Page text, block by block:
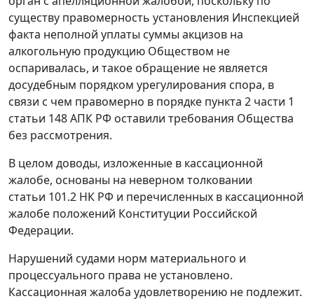
существу правомерность установления Инспекцией
факта неполной уплаты суммы акцизов на
алкогольную продукцию Обществом не
оспаривалась, и такое обращение не является
досудебным порядком урегулирования спора, в
связи с чем правомерно в порядке пункта 2 части 1
статьи 148АПК РФ оставили требования Общества
без рассмотрения.
В целом доводы, изложенные в кассационной
жалобе, основаны на неверном толковании
статьи 101.2 НК РФ и перечисленных в кассационной
жалобе положений Конституции Российской
Федерации.
Нарушений судами норм материального и
процессуального права не установлено.
Кассационная жалоба удовлетворению не подлежит.